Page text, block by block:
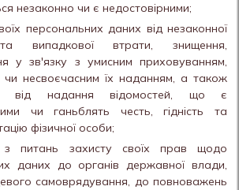
незаконно чи є недостовірними;
персональних даних від незаконної
випадкової втрати, знищення,
у зв'язку з умисним приховуванням,
чи несвоєчасним їх наданням, а також
від надання відомостей, що є
чи ганьблять честь, гідність та
фізичної особи;
з питань захисту своїх прав щодо
даних до органів державної влади,
самоврядування, до повноважень